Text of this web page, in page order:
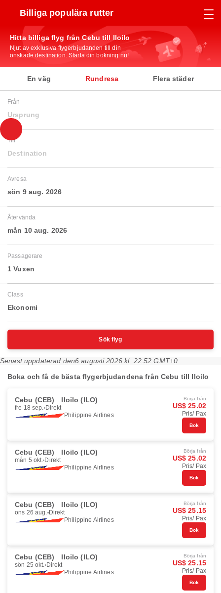
Billiga populära rutter
Hitta billiga flyg från Cebu till Iloilo
Njut av exklusiva flygerbjudanden till din
önskade destination. Starta din bokning nu!
En väg Rundresa Flera städer
Från
Ursprung
Till
Destination
Avresa
sön 9 aug. 2026
Återvända
mån 10 aug. 2026
Passagerare
1 Vuxen
Class
Ekonomi
Sök flyg
Senast uppdaterad den6 augusti 2026 kl. 22:52 GMT+0
Boka och få de bästa flygerbjudandena från Cebu till Iloilo
Cebu (CEB) Iloilo (ILO)
fre 18 sep. Direkt
Philippine Airlines
Börja från
US$ 25.02
Pris/ Pax
Bok
Cebu (CEB) Iloilo (ILO)
mån 5 okt. Direkt
Philippine Airlines
Börja från
US$ 25.02
Pris/ Pax
Bok
Cebu (CEB) Iloilo (ILO)
ons 26 aug. Direkt
Philippine Airlines
Börja från
US$ 25.15
Pris/ Pax
Bok
Cebu (CEB) Iloilo (ILO)
sön 25 okt. Direkt
Philippine Airlines
Börja från
US$ 25.15
Pris/ Pax
Bok